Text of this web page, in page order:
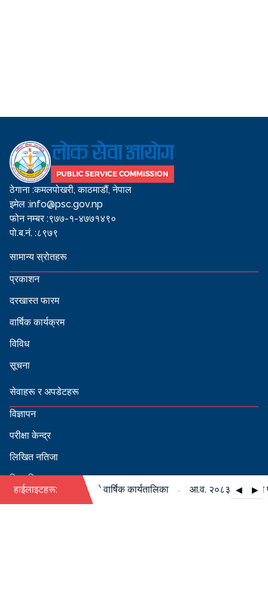
ठेगाना :कमलपोखरी, काठमाडौं, नेपाल
इमेल :info@psc.gov.np
फोन नम्बर :९७७-१-४७७१४९०
पो.ब.नं. :८९७९
सामान्य स्रोतहरू
प्रकाशन
दरखास्त फारम
वार्षिक कार्यक्रम
विविध
सूचना
सेवाहरू र अपडेटहरू
विज्ञापन
परीक्षा केन्द्र
लिखित नतिजा
सिफारिस
हाईलाइटहरू: ◀ ▶
०८४ को पदपूर्ति सम्बन्धी वार्षिक कार्यतालिका आ.व. २०८३/०८४ को